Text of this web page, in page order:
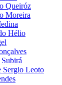
Queiróz
Moreira
Hélio
Sergio Leoto